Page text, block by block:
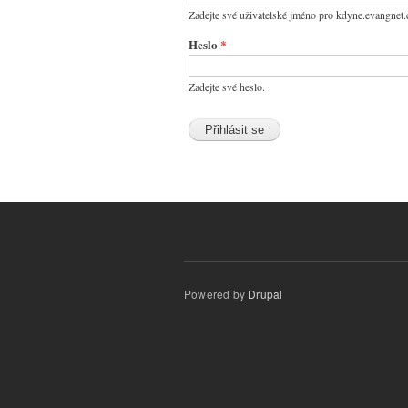
Zadejte své uživatelské jméno pro
Heslo *
Zadejte své heslo.
Powered by Drupal